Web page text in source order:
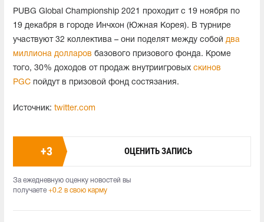
PUBG Global Championship 2021 проходит с 19 ноября по
19 декабря в городе Инчхон (Южная Корея). В турнире
участвуют 32 коллектива – они поделят между собой два
миллиона долларов базового призового фонда. Кроме
того, 30% доходов от продаж внутриигровых скинов
PGC пойдут в призовой фонд состязания.
Источник: twitter.com
+3 ОЦЕНИТЬ ЗАПИСЬ
За ежедневную оценку новостей вы
получаете +0.2 в свою карму